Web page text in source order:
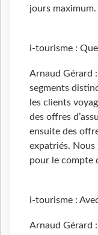
jours maximum.
i-tourisme :
Arnaud Gérard
segments
les clients
des offres
ensuite des
expatriés. Nous
pour le compte
i-tourisme :
Arnaud Gérard